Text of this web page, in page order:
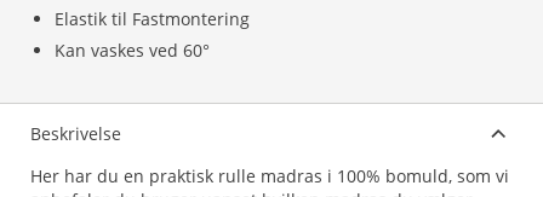
Elastik til Fastmontering
Kan vaskes ved 60°
Beskrivelse
Her har du en praktisk rulle madras i 100% bomuld, som vi